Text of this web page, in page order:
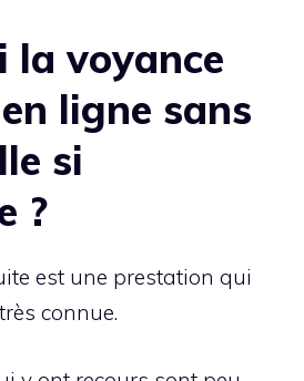
la voyance
ligne sans
si
?
est une prestation qui
connue.